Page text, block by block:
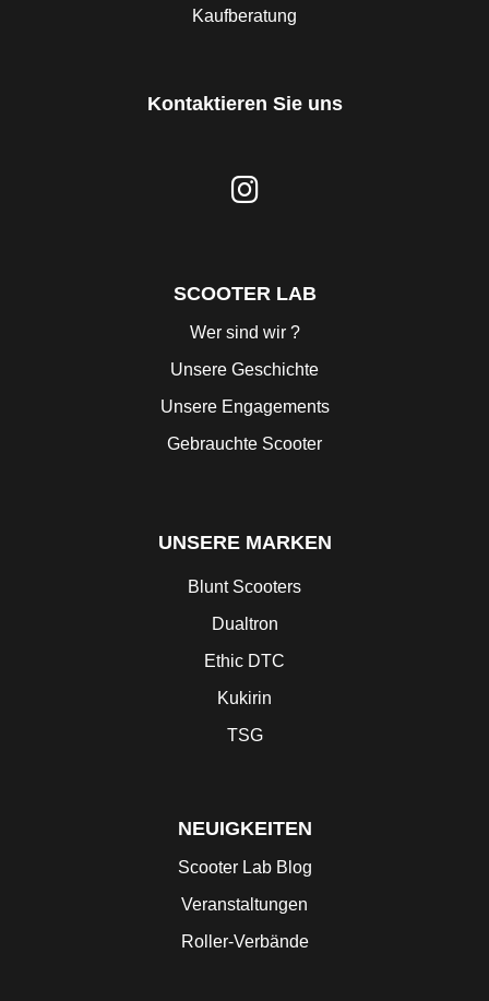
Kaufberatung
Kontaktieren Sie uns
SCOOTER LAB
Wer sind wir ?
Unsere Geschichte
Unsere Engagements
Gebrauchte Scooter
UNSERE MARKEN
Blunt Scooters
Dualtron
Ethic DTC
Kukirin
TSG
NEUIGKEITEN
Scooter Lab Blog
Veranstaltungen
Roller-Verbände